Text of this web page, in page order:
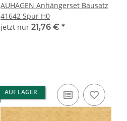
AUHAGEN Anhängerset Bausatz
41642 Spur H0
jetzt nur 21,76 € *
AUF LAGER